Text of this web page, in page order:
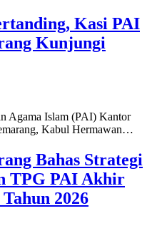
Kasi PAI
Kunjungi
Agama Islam (PAI) Kantor
Kabul Hermawan…
Bahas Strategi
TPG PAI Akhir
2026